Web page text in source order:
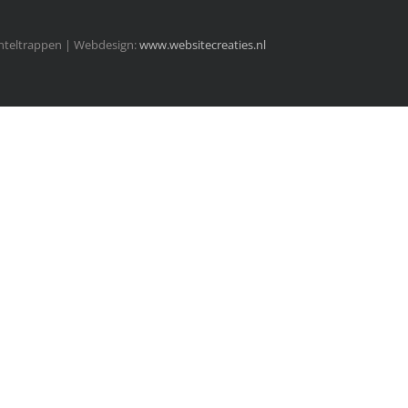
| Webdesign:www.websitecreaties.nl